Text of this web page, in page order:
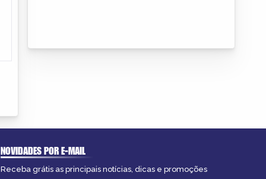
NOVIDADES POR E-MAIL
Receba grátis as principais notícias, dicas e promoções